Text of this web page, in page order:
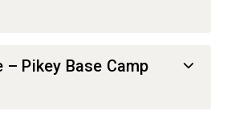
– Pikey Base Camp